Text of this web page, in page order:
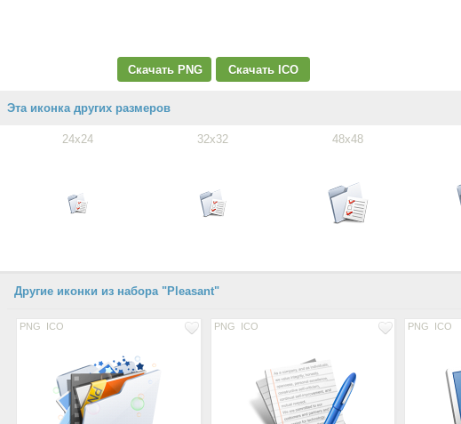
Скачать PNG Скачать ICO
Эта иконка других размеров
24x24 32x32 48x48
Другие иконки из набора "Pleasant"
PNG ICO PNG ICO PNG ICO